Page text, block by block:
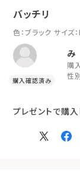
バッチリ
色：ブラック サイズ：
み
購
性
プレゼントで購入